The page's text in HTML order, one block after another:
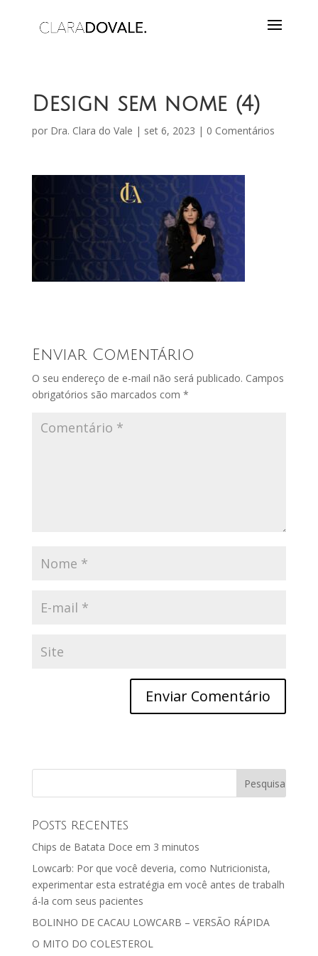
Design sem nome (4)
por Dra. Clara do Vale | set 6, 2023 | 0 Comentários
Enviar Comentário
O seu endereço de e-mail não será publicado. Campos
obrigatórios são marcados com *
Posts recentes
Chips de Batata Doce em 3 minutos
​Lowcarb: Por que você​ deveria, como Nutricionista,
experimentar ​esta estratégia em voc​ê​ antes de trabalh​
á​-la com seus pacientes
BOLINHO DE CACAU LOWCARB – VERSÃO RÁPIDA
O MITO DO COLESTEROL